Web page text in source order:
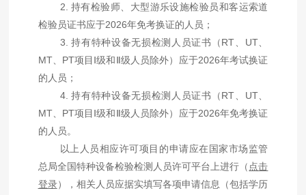
2. 持有检验师、大型游乐设施检验员和客运索道
检验员证书应于2026年免考换证的人员；
3.持有特种设备无损检测人员证书（RT UT、
MT、 PT项目 Ⅰ级和Ⅱ级人员除外）应于2026年考试换证
的人员；
4.持有特种设备无损检测人员证书（RT UT、
MT、 PT项目 Ⅰ级和Ⅱ级人员除外）应于2026年免考换证
的人员。
以上人员相应许可项目的申请应在国家市场监管
总局全国特种设备检验检测人员许可平台上进行（ 点击
登录），相关人员应据实填写各项申请信息（包括学历